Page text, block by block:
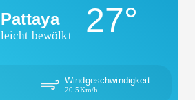
Pattaya
leicht bewölkt 27°
Windgeschwindigkeit
20.5Km/h